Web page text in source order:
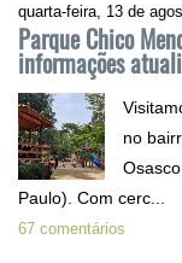
quarta-feira, 13 de
Parque Chico
informações
no
Paulo). Com cerc...
67 comentários